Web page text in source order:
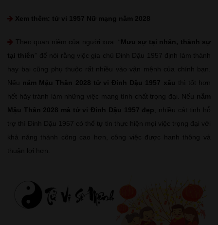
Xem thêm: tử vi 1957 Nữ mạng năm 2028
Theo quan niệm của người xưa: “Mưu sự tại nhân, thành sự
tại thiên ” để nói rằng việc gia chủ Đinh Dậu 1957 định làm thành
hay bại cũng phụ thuộc rất nhiều vào vận mệnh của chính bạn.
Nếu năm Mậu Thân 2028 tử vi Đinh Dậu 1957 xấu thì tốt hơn
hết hãy tránh làm những việc mang tính chất trọng đại. Nếu năm
Mậu Thân 2028 mà tử vi Đinh Dậu 1957 đẹp , nhiều cát tinh hỗ
trợ thì Đinh Dậu 1957 có thể tự tin thực hiện mọi việc trọng đại với
khả năng thành công cao hơn, công việc được hanh thông và
thuận lợi hơn.